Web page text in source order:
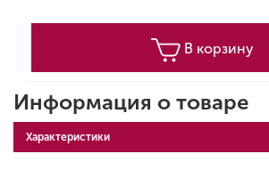
В корзину
Информация о товаре
Характеристики